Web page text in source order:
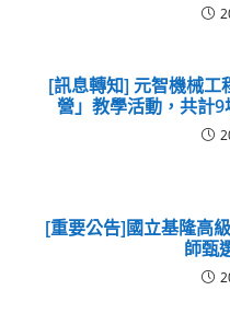
[訊息轉知] 元智機械工
營」教學活動，共計
[重要公告]國立基隆高
師甄